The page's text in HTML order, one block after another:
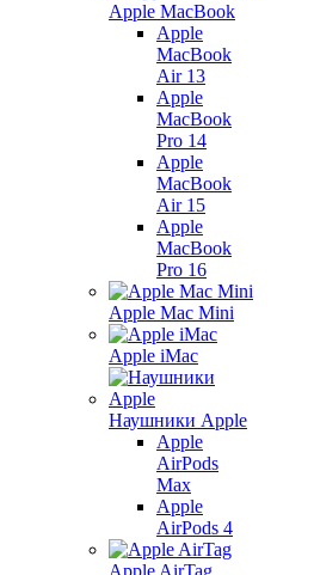
Apple MacBook
Apple
MacBook
Air 13
Apple
MacBook
Pro 14
Apple
MacBook
Air 15
Apple
MacBook
Pro 16
Apple Mac Mini
Apple iMac
Наушники Apple
Apple
AirPods
Max
Apple
AirPods 4
Apple AirTag